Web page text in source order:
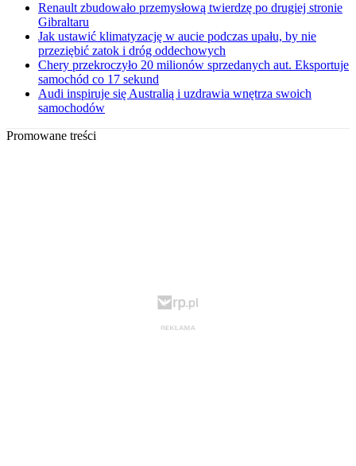
Renault zbudowało przemysłową twierdzę po drugiej stronie
Gibraltaru
Jak ustawić klimatyzację w aucie podczas upału, by nie
przeziębić zatok i dróg oddechowych
Chery przekroczyło 20 milionów sprzedanych aut. Eksportuje
samochód co 17 sekund
Audi inspiruje się Australią i uzdrawia wnętrza swoich
samochodów
Promowane treści